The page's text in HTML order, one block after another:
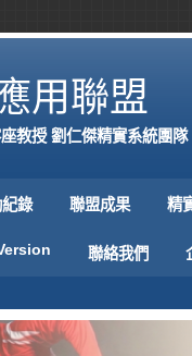
用聯盟
教授 劉仁傑精實系統團隊
錄 聯盟成果 精
聯絡我們